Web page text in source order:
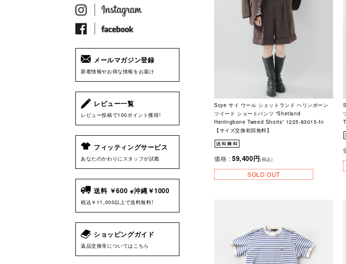
メールマガジン登録
新着情報やお得な情報をお届け
レビュー一覧
レビュー投稿で100ポイント獲得!
フィッティングサービス
あなたのかわりにスタッフが試着
送料 ￥600 ※沖縄￥1000
税込￥11,000以上で送料無料!
ショッピングガイド
返品交換等についてはこちら
Scye サイ ウール シェットランド ヘリンボーン
ツイード ショートパンツ “Shetland
Herringbone Tweed Shorts” 1225-83015-fn
【サイズ交換初回無料】
価格 : 59,400円(税込)
SOLD OUT